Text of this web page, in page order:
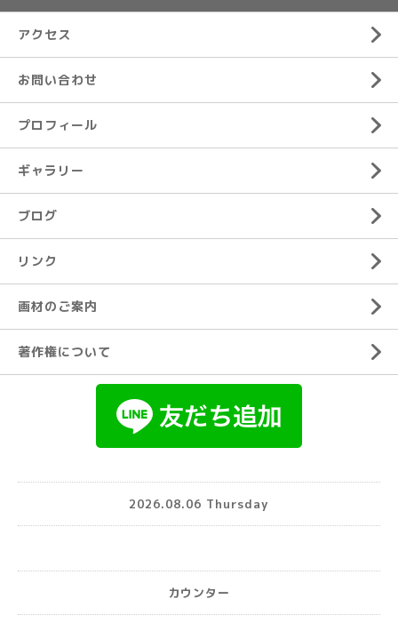
アクセス
お問い合わせ
プロフィール
ギャラリー
ブログ
リンク
画材のご案内
著作権について
2026.08.06 Thursday
カウンター